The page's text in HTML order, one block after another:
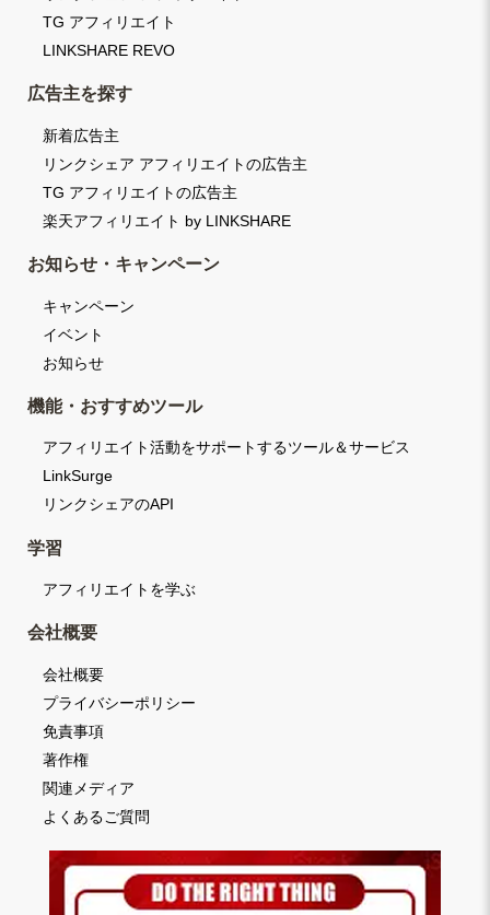
TG アフィリエイト
LINKSHARE REVO
広告主を探す
新着広告主
リンクシェア アフィリエイトの広告主
TG アフィリエイトの広告主
楽天アフィリエイト by LINKSHARE
お知らせ・キャンペーン
キャンペーン
イベント
お知らせ
機能・おすすめツール
アフィリエイト活動をサポートするツール＆サービス
LinkSurge
リンクシェアのAPI
学習
アフィリエイトを学ぶ
会社概要
会社概要
プライバシーポリシー
免責事項
著作権
関連メディア
よくあるご質問